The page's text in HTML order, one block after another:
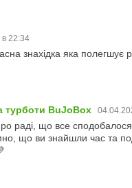
22:34
знахідка яка полегшує
турботи BuJoBox
раді, що все
що ви знайшли час та